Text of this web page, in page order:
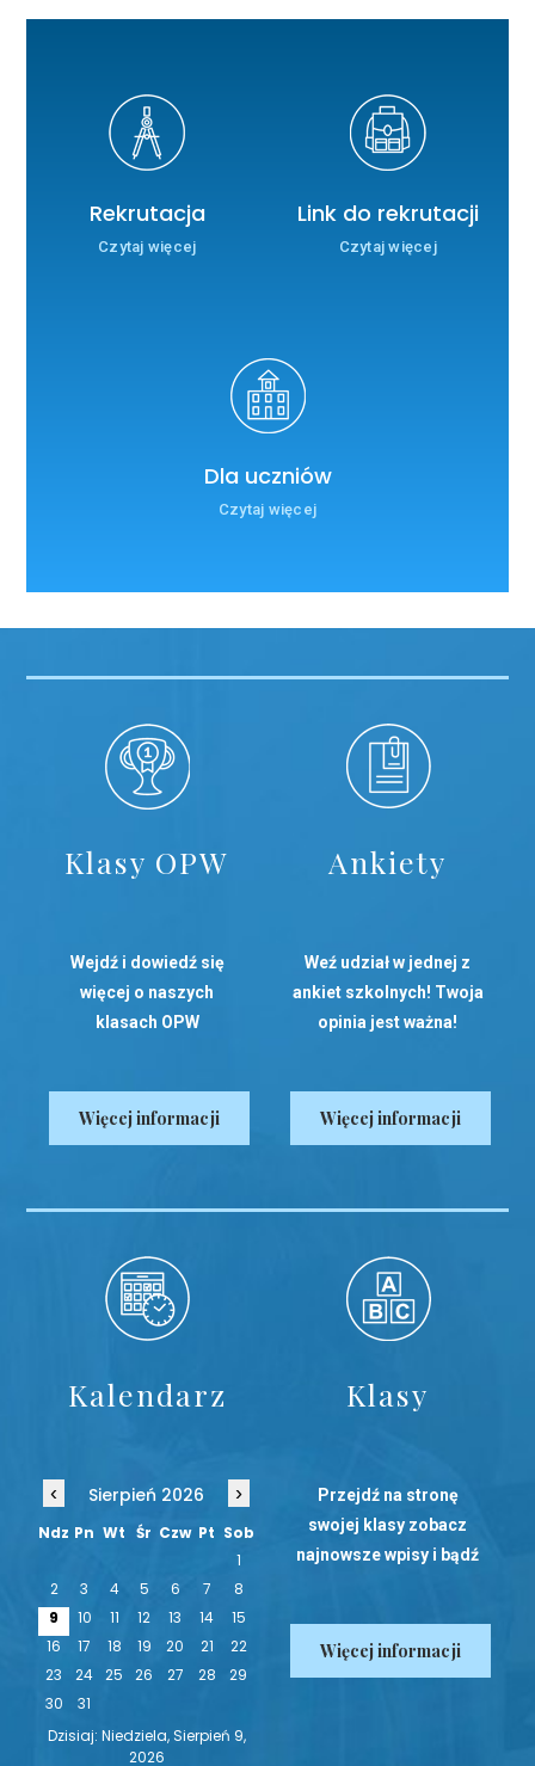
Rekrutacja
Czytaj więcej
Link do rekrutacji
Czytaj więcej
Dla uczniów
Czytaj więcej
Klasy OPW
Wejdź i dowiedź się
więcej o naszych
klasach OPW
Więcej informacji
Ankiety
Weź udział w jednej z
ankiet szkolnych! Twoja
opinia jest ważna!
Więcej informacji
Kalendarz
‹ Sierpień 2026 ›
Ndz Pn Wt Śr Czw Pt Sob
1
2
3 4 5 6 7
8
9
10 11 12 13 14
15
16
17 18 19 20 21
22
23
24 25 26 27 28
29
30
31
Dzisiaj: Niedziela, Sierpień 9,
2026
Klasy
Przejdź na stronę
swojej klasy zobacz
najnowsze wpisy i bądź
Więcej informacji